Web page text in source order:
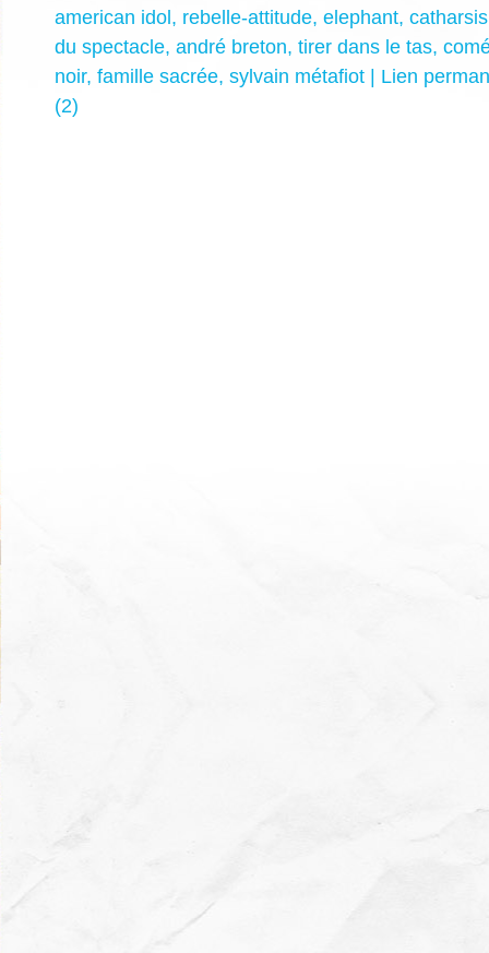
american idol, rebelle-attitude, elephant, catharsis
du spectacle, andré breton, tirer dans le tas,
noir, famille sacrée, sylvain métafiot | Lien
(2)